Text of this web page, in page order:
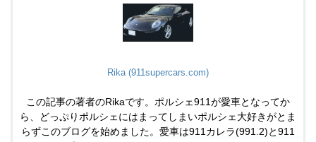
Rika (911supercars.com)
この記事の著者のRikaです。ポルシェ911が愛車となってか
ら、どっぷりポルシェにはまってしまいポルシェ大好きがとま
らずこのブログを始めました。愛車は911カレラ(991.2)と911